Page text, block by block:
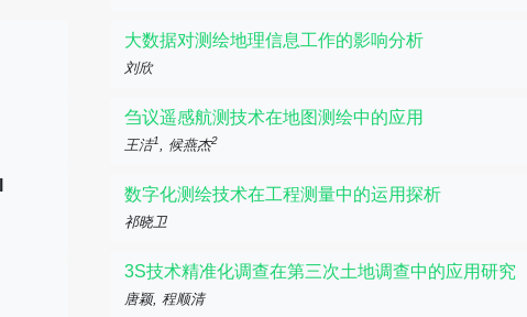
大数据对测绘地理信息工作的影响分析
刘欣
刍议遥感航测技术在地图测绘中的应用
王洁1, 候燕杰2
数字化测绘技术在工程测量中的运用探析
祁晓卫
3S技术精准化调查在第三次土地调查中的应用研究
唐颖, 程顺清